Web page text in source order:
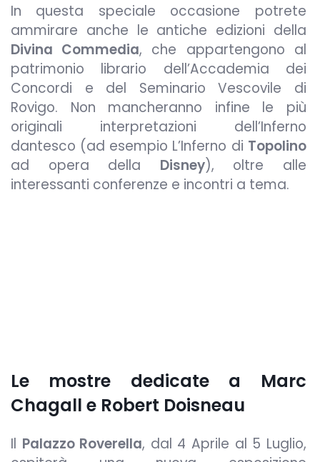
In questa speciale occasione potrete
ammirare anche le antiche edizioni della
Divina Commedia, che appartengono al
patrimonio librario dell’Accademia dei
Concordi e del Seminario Vescovile di
Rovigo. Non mancheranno infine le più
originali interpretazioni dell’Inferno
dantesco (ad esempio L’Inferno di Topolino
ad opera della Disney), oltre alle
interessanti conferenze e incontri a tema.
Le mostre dedicate a Marc
Chagall e Robert Doisneau
Il Palazzo Roverella, dal 4 Aprile al 5 Luglio,